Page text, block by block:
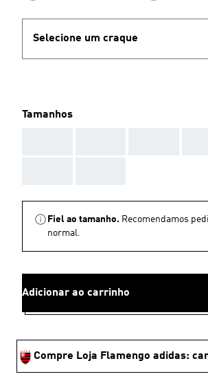
Selecione um craque
Tamanhos
Fiel ao tamanho. Recomendamos
normal.
Adicionar ao carrinho
Compre Loja Flamengo adidas: